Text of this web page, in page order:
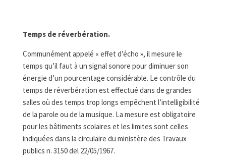
Temps de réverbération.
Communément appelé « effet d’écho », il mesure le
temps qu’il faut à un signal sonore pour diminuer son
énergie d’un pourcentage considérable. Le contrôle du
temps de réverbération est effectué dans de grandes
salles où des temps trop longs empêchent l’intelligibilité
de la parole ou de la musique. La mesure est obligatoire
pour les bâtiments scolaires et les limites sont celles
indiquées dans la circulaire du ministère des Travaux
publics n. 3150 del 22/05/1967.